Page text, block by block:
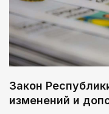
Закон
изменений и